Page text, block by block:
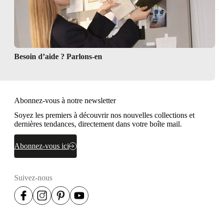
Besoin d’aide ? Parlons-en
Abonnez-vous à notre newsletter
Soyez les premiers à découvrir nos nouvelles collections et
dernières tendances, directement dans votre boîte mail.
Abonnez-vous ici
Suivez-nous